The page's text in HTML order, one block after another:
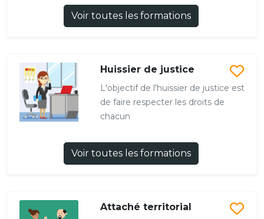
Voir toutes les formations
Huissier de justice
L'objectif de l'huissier de justice est
de faire respecter les droits de
chacun
Voir toutes les formations
Attaché territorial